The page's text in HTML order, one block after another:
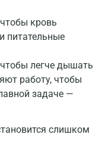
кровь
питательные
легче дышать
работу, чтобы
задаче —
слишком